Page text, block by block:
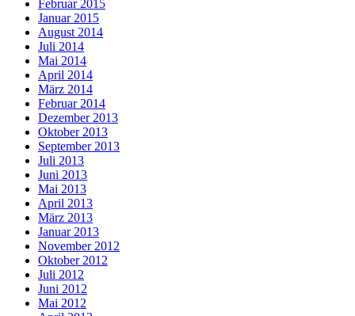
Februar 2015
Januar 2015
August 2014
Juli 2014
Mai 2014
April 2014
März 2014
Februar 2014
Dezember 2013
Oktober 2013
September 2013
Juli 2013
Juni 2013
Mai 2013
April 2013
März 2013
Januar 2013
November 2012
Oktober 2012
Juli 2012
Juni 2012
Mai 2012